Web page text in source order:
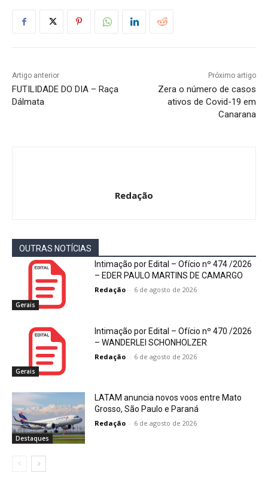
Artigo anterior
FUTILIDADE DO DIA – Raça
Dálmata
Próximo artigo
Zera o número de casos
ativos de Covid-19 em
Canarana
Redação
OUTRAS NOTÍCIAS
Gerais
Intimação por Edital – Ofício nº 474 /2026
– EDER PAULO MARTINS DE CAMARGO
Redação - 6 de agosto de 2026
Gerais
Intimação por Edital – Ofício nº 470 /2026
– WANDERLEI SCHONHOLZER
Redação - 6 de agosto de 2026
Destaques
LATAM anuncia novos voos entre Mato
Grosso, São Paulo e Paraná
Redação - 6 de agosto de 2026